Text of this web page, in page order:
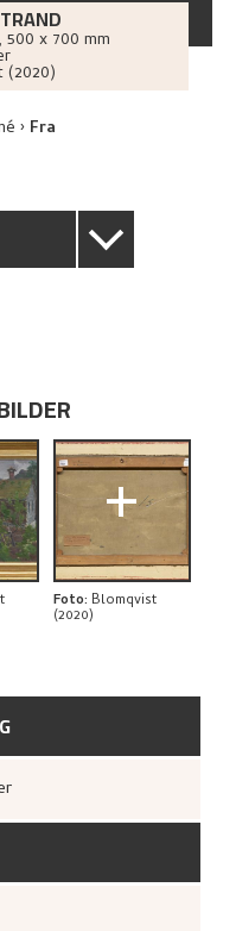
, 500 x 700 mm
(2020)
Fra
+
Foto: Blomqvist
(2020)